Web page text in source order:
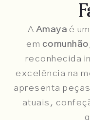
A Amaya é
em
reconhecida
excelência na
apresenta
atuais,